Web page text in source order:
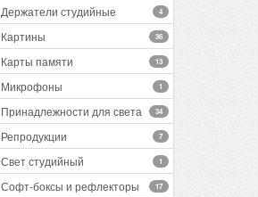
Держатели студийные 4
Картины 36
Карты памяти 13
Микрофоны 1
Принадлежности для света 34
Репродукции 7
Свет студийный 1
Софт-боксы и рефлекторы 17